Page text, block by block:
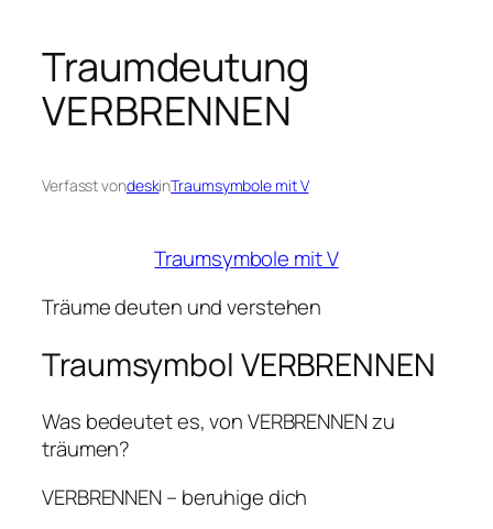
Traumdeutung
VERBRENNEN
Verfasst vondeskinTraumsymbole mit V
Traumsymbole mit V
Träume deuten und verstehen
Traumsymbol VERBRENNEN
Was bedeutet es, von VERBRENNEN zu
träumen?
VERBRENNEN – beruhige dich